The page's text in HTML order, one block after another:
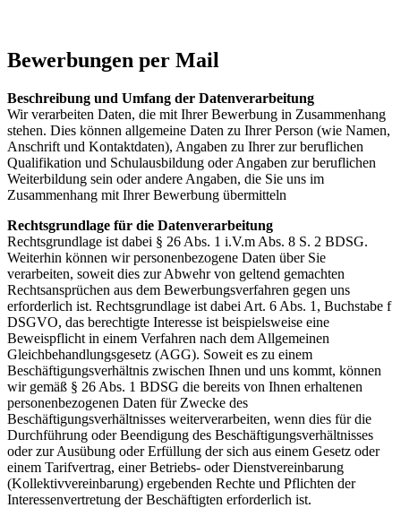
Bewerbungen per Mail
Beschreibung und Umfang der Datenverarbeitung
Wir verarbeiten Daten, die mit Ihrer Bewerbung in Zusammenhang
stehen. Dies können allgemeine Daten zu Ihrer Person (wie Namen,
Anschrift und Kontaktdaten), Angaben zu Ihrer zur beruflichen
Qualifikation und Schulausbildung oder Angaben zur beruflichen
Weiterbildung sein oder andere Angaben, die Sie uns im
Zusammenhang mit Ihrer Bewerbung übermitteln
Rechtsgrundlage für die Datenverarbeitung
Rechtsgrundlage ist dabei § 26 Abs. 1 i.V.m Abs. 8 S. 2 BDSG.
Weiterhin können wir personenbezogene Daten über Sie
verarbeiten, soweit dies zur Abwehr von geltend gemachten
Rechtsansprüchen aus dem Bewerbungsverfahren gegen uns
erforderlich ist. Rechtsgrundlage ist dabei Art. 6 Abs. 1, Buchstabe f
DSGVO, das berechtigte Interesse ist beispielsweise eine
Beweispflicht in einem Verfahren nach dem Allgemeinen
Gleichbehandlungsgesetz (AGG). Soweit es zu einem
Beschäftigungsverhältnis zwischen Ihnen und uns kommt, können
wir gemäß § 26 Abs. 1 BDSG die bereits von Ihnen erhaltenen
personenbezogenen Daten für Zwecke des
Beschäftigungsverhältnisses weiterverarbeiten, wenn dies für die
Durchführung oder Beendigung des Beschäftigungsverhältnisses
oder zur Ausübung oder Erfüllung der sich aus einem Gesetz oder
einem Tarifvertrag, einer Betriebs- oder Dienstvereinbarung
(Kollektivvereinbarung) ergebenden Rechte und Pflichten der
Interessenvertretung der Beschäftigten erforderlich ist.